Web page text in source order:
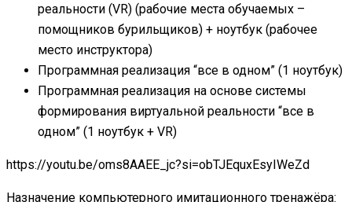
реальности (VR) (рабочие места обучаемых –
помощников бурильщиков) + ноутбук (рабочее
место инструктора)
Программная реализация “все в одном” (1 ноутбук)
Программная реализация на основе системы
формирования виртуальной реальности “все в
одном” (1 ноутбук + VR)
https://youtu.be/oms8AAEE_jc?si=obTJEquxEsyIWeZd
Назначение компьютерного имитационного тренажёра: